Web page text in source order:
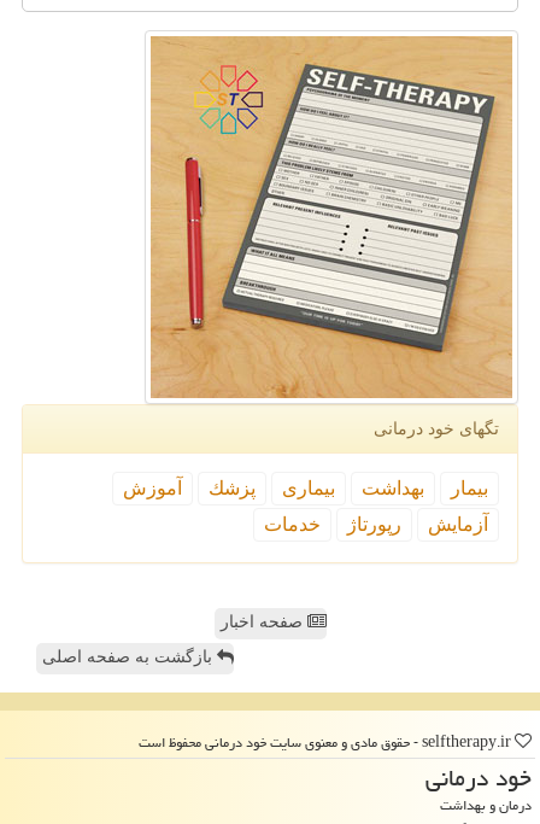
تگهای خود درمانی
بیمار بهداشت بیماری پزشك
آموزش
آزمایش
رپورتاژ خدمات
صفحه اخبار
بازگشت به صفحه اصلی
خود درمانی
درمان و بهداشت